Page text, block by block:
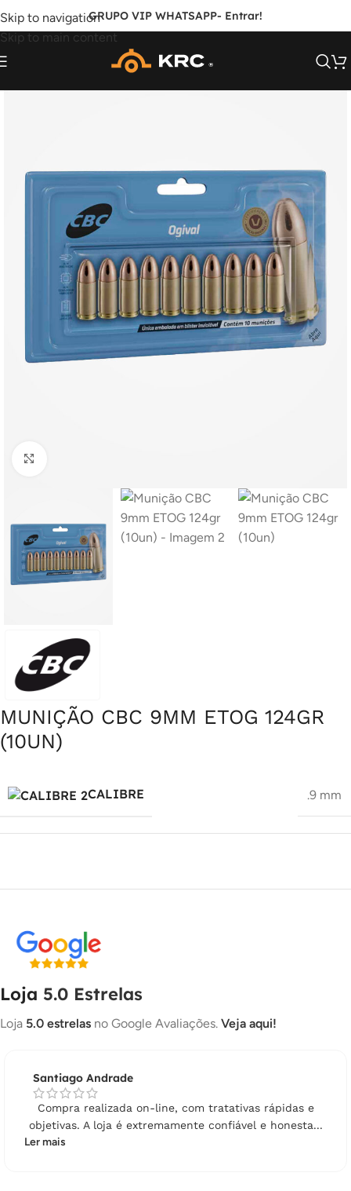
Skip to navigation
Skip to main content
GRUPO VIP WHATSAPP- Entrar!
MUNIÇÃO CBC 9MM ETOG 124GR
(10UN)
CALIBRE .9 mm
Loja 5.0 Estrelas
Loja 5.0 estrelas no Google Avaliações. Veja aqui!
Santiago Andrade
Compra realizada on-line, com tratativas rápidas e
objetivas. A loja é extremamente confiável e honesta...
Ler mais